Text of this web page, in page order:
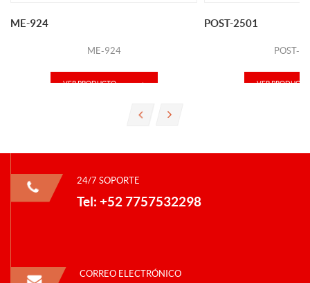
ME-924
ME-924
VER PRODUCTO
POST-2501
POST-
VER PRODUCTO
24/7 SOPORTE
Tel: +52 7757532298
CORREO ELECTRÓNICO